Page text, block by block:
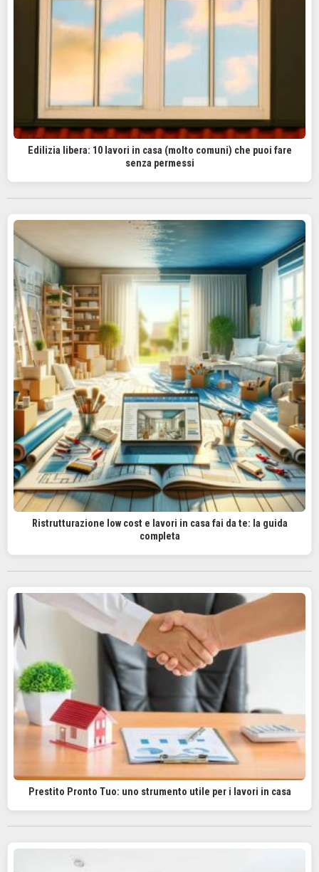
Edilizia libera: 10 lavori in casa (molto comuni) che puoi fare
senza permessi
Ristrutturazione low cost e lavori in casa fai da te: la guida
completa
Prestito Pronto Tuo: uno strumento utile per i lavori in casa